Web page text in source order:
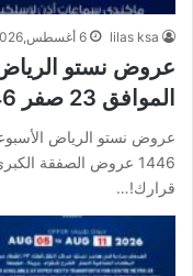
lilas ksa 6 أغسطس,2026
الموافق 23 صفر 1446 عروض الصفقة الكبرى
1446 عروض الصفقة
قرارك!…